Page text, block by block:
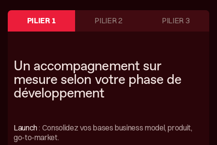
PILIER 1 PILIER 2 PILIER 3
Un accompagnement sur
mesure selon votre phase de
développement
Launch: Consolidez vos bases business model, produit,
go-to-market.